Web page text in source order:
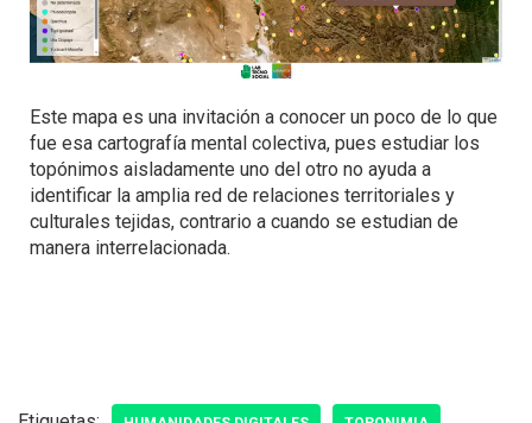
Este mapa es una invitación a conocer un poco de lo que
fue esa cartografía mental colectiva, pues estudiar los
topónimos aisladamente uno del otro no ayuda a
identificar la amplia red de relaciones territoriales y
culturales tejidas, contrario a cuando se estudian de
manera interrelacionada.